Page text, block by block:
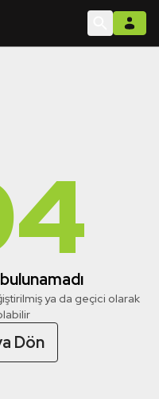
ya da geçici olarak
Dön